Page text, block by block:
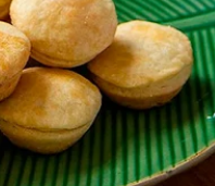
Cadastre-se aqui para